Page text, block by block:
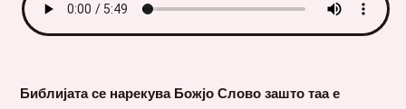
Библијата се нарекува Божјо Слово зашто таа е